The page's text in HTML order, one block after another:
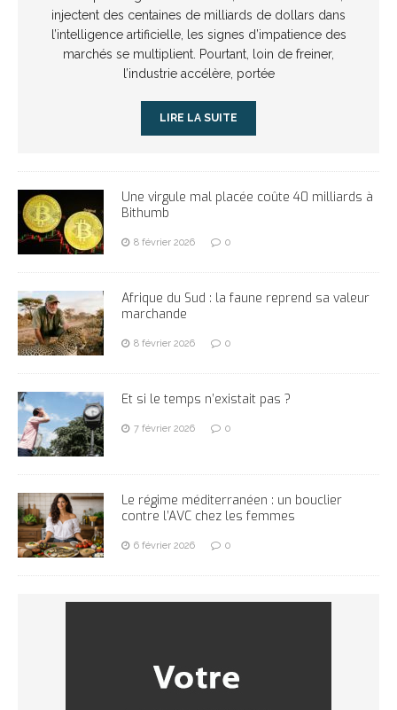
injectent des centaines de milliards de dollars dans
l’intelligence artificielle, les signes d’impatience des
marchés se multiplient. Pourtant, loin de freiner,
l’industrie accélère, portée
LIRE LA SUITE
Une virgule mal placée coûte 40 milliards à
Bithumb
8 février 2026 0
Afrique du Sud : la faune reprend sa valeur
marchande
8 février 2026 0
Et si le temps n’existait pas ?
7 février 2026 0
Le régime méditerranéen : un bouclier
contre l’AVC chez les femmes
6 février 2026 0